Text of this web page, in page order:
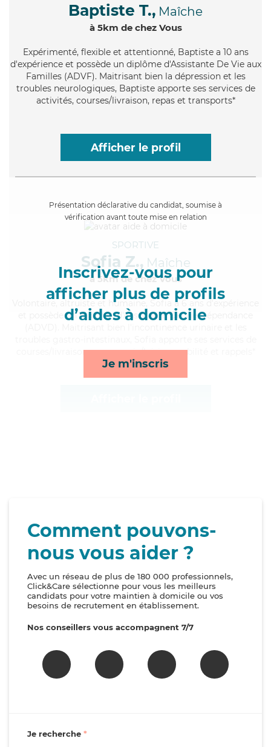
Baptiste T., Maîche
à 5km de chez Vous
Expérimenté, flexible et attentionné, Baptiste a 10 ans
d'expérience et possède un diplôme d'Assistante De Vie aux
Familles (ADVF). Maitrisant bien la dépression et les
troubles neurologiques, Baptiste apporte ses services de
activités, courses/livraison, repas et transports*
Afficher le profil
Présentation déclarative du candidat, soumise à
vérification avant toute mise en relation
Inscrivez-vous pour
afficher plus de profils
d’aides à domicile
Je m'inscris
SPORTIVE
Sofia Z., Maîche
à 5km de chez Vous
, altruiste et humaine, Sofia a 6 ans d'expérience
et possède un diplôme d'Assistante De Vie Dépendance
courses/livraison, compagnie/loisirs, mobilité et rappels*
Comment pouvons-
nous vous aider ?
Avec un réseau de plus de 180 000 professionnels,
Click&Care sélectionne pour vous les meilleurs
candidats pour votre maintien à domicile ou vos
besoins de recrutement en établissement.
Nos conseillers vous accompagnent 7/7
Je recherche